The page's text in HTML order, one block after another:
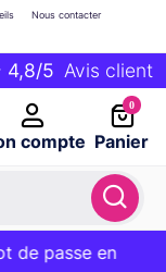
compte
Nous contacter
0
Panier
sur votre panier
passe en